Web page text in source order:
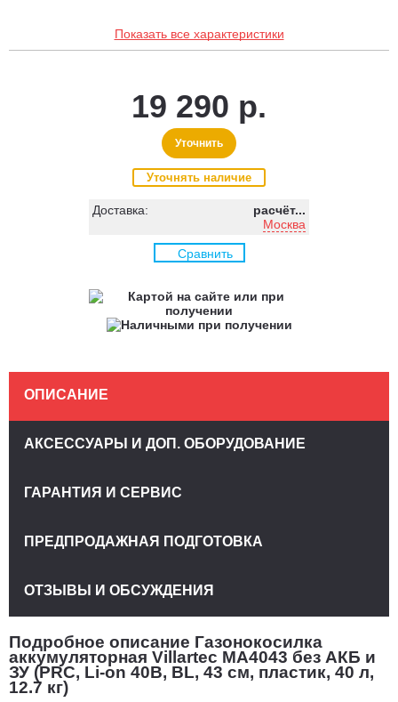
Показать все характеристики
19 290 р.
Уточнить
Уточнять наличие
Доставка:
расчёт...
Москва
Сравнить
Подробное описание Газонокосилка
аккумуляторная Villartec MA4043 без АКБ и
ЗУ (PRC, Li-on 40В, BL, 43 см, пластик, 40 л,
12.7 кг)
ОПИСАНИЕ
АКСЕССУАРЫ И ДОП. ОБОРУДОВАНИЕ
ГАРАНТИЯ И СЕРВИС
ПРЕДПРОДАЖНАЯ ПОДГОТОВКА
ОТЗЫВЫ И ОБСУЖДЕНИЯ